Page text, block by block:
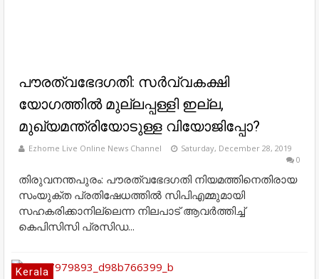
പൗരത്വഭേദഗതി: സര്‍വ്വകക്ഷി
യോഗത്തില്‍ മുല്ലപ്പള്ളി ഇല്ല,
മുഖ്യമന്ത്രിയോടുള്ള വിയോജിപ്പോ?
Ezhome Live Online News Channel
Saturday, December 28, 2019
0
തിരുവനന്തപുരം: പൗരത്വഭേദഗതി നിയമത്തിനെതിരായ
സംയുക്ത പ്രതിഷേധത്തില്‍ സിപിഎമ്മുമായി
സഹകരിക്കാനില്ലെന്ന നിലപാട് ആവര്‍ത്തിച്ച്
കെപിസിസി പ്രസിഡ...
Kerala